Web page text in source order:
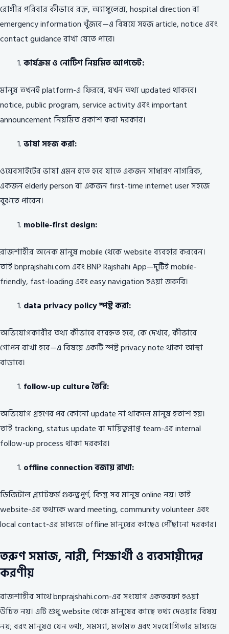
রোগীর পরিবার কীভাবে রক্ত, অ্যাম্বুলেন্স, hospital direction বা
emergency information খুঁজবে—এ বিষয়ে সহজ article, notice এবং
contact guidance রাখা যেতে পারে।
কার্যক্রম ও নোটিশ নিয়মিত আপডেট:
মানুষ তখনই platform-এ ফিরবে, যখন তথ্য updated থাকবে।
notice, public program, service activity এবং important
announcement নিয়মিত প্রকাশ করা দরকার।
ভাষা সহজ করা:
ওয়েবসাইটের ভাষা এমন হতে হবে যাতে একজন সাধারণ নাগরিক,
একজন elderly person বা একজন first-time internet user সহজে
বুঝতে পারেন।
mobile-first design:
রাজশাহীর অনেক মানুষ mobile থেকে website ব্যবহার করবেন।
তাই bnprajshahi.com এবং BNP Rajshahi App—দুটিই mobile-
friendly, fast-loading এবং easy navigation হওয়া জরুরি।
data privacy policy স্পষ্ট করা:
অভিযোগকারীর তথ্য কীভাবে ব্যবহৃত হবে, কে দেখবে, কীভাবে
গোপন রাখা হবে—এ বিষয়ে একটি স্পষ্ট privacy note থাকা আস্থা
বাড়াবে।
follow-up culture তৈরি:
অভিযোগ গ্রহণের পর কোনো update না থাকলে মানুষ হতাশ হয়।
তাই tracking, status update বা দায়িত্বপ্রাপ্ত team-এর internal
follow-up process থাকা দরকার।
offline connection বজায় রাখা:
ডিজিটাল প্ল্যাটফর্ম গুরুত্বপূর্ণ, কিন্তু সব মানুষ online নয়। তাই
website-এর তথ্যকে ward meeting, community volunteer এবং
local contact-এর মাধ্যমে offline মানুষের কাছেও পৌঁছানো দরকার।
তরুণ সমাজ, নারী, শিক্ষার্থী ও ব্যবসায়ীদের
করণীয়
রাজশাহীর সাথে bnprajshahi.com-এর সংযোগ একতরফা হওয়া
উচিত নয়। এটি শুধু website থেকে মানুষের কাছে তথ্য দেওয়ার বিষয়
নয়; বরং মানুষও যেন তথ্য, সমস্যা, মতামত এবং সহযোগিতার মাধ্যমে